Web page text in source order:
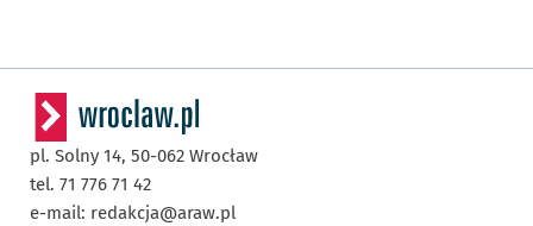
pl. Solny 14, 50-062 Wrocław
tel. 71 776 71 42
e-mail: redakcja@araw.pl